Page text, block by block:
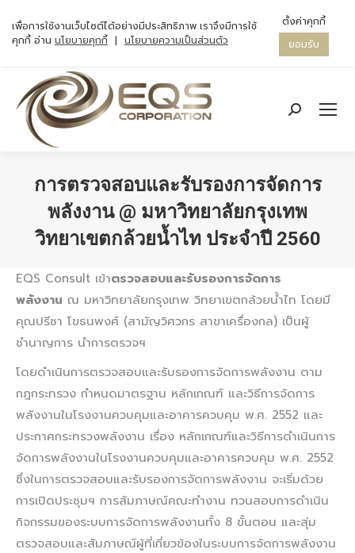
Search:
การตรวจสอบและรับรองการจัดการ
พลังงาน @ มหาวิทยาลัยกรุงเทพ
วิทยาเขตกล้วยน้ำไท ประจำปี 2560
EQS Consult เข้าตรวจสอบและรับรองการจัดการ
พลังงาน ณ มหาวิทยาลัยกรุงเทพ วิทยาเขตกล้วยน้ำไท โดยมี
คุณปรีชา โขธนพงศ์ (สามัญวิศวกร สาขาเครื่องกล) เป็นผู้
ชำนาญการ นำการตรวจฯ
โดยดำเนินการตรวจสอบและรับรองการจัดการพลังงาน ตาม
กฎกระทรวง กำหนดมาตรฐาน หลักเกณฑ์ และวิธีการจัดการ
พลังงานในโรงงานควบคุมและอาคารควบคุม พ.ศ. 2552 และ
ประกาศกระทรวงพลังงาน เรื่อง หลักเกณฑ์และวิธีการดำเนินการ
จัดการพลังงานในโรงงานควบคุมและอาคารควบคุม พ.ศ. 2552
ซึ่งในการตรวจสอบและรับรองการจัดการพลังงาน จะเริ่มด้วย
การเปิดประชุมฯ การสัมภาษณ์คณะทำงาน ทวนสอบการดำเนิน
กิจกรรมของระบบการจัดการพลังงานทั้ง 8 ขั้นตอน และสุ่ม
ตรวจสอบและสัมภาษณ์ผู้ที่เกี่ยวข้องในระบบการจัดการพลังงาน
เพื่อการใช้งานเว็บไซต์ได้อย่างมีประสิทธิภาพ เราจึงมีการใช้
คุกกี้ อ่าน นโยบายคุกกี้ | นโยบายความเป็นส่วนตัว
ตั้งค่าคุกกี้
ยอมรับ